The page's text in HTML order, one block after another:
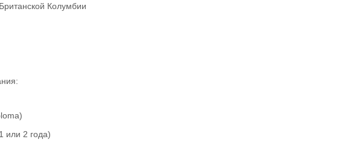
Колумбии
или 2 года)